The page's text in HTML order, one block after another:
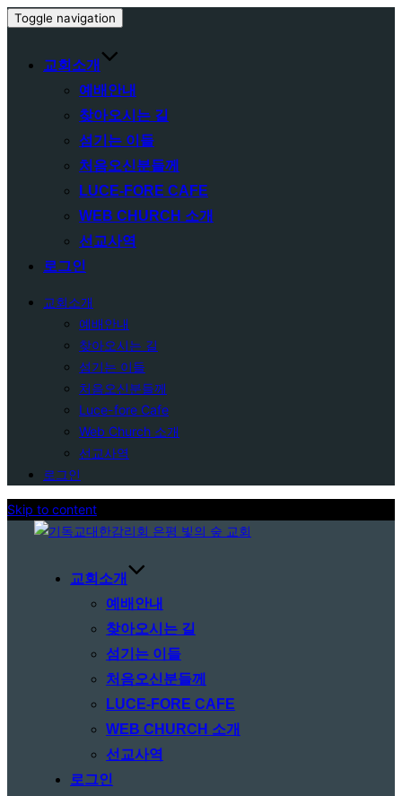
Toggle navigation
교회소개
예배안내
찾아오시는 길
섬기는 이들
처음오신분들께
LUCE-FORE CAFE
WEB CHURCH 소개
선교사역
로그인
교회소개
예배안내
찾아오시는 길
섬기는 이들
처음오신분들께
Luce-fore Cafe
Web Church 소개
선교사역
로그인
Skip to content
교회소개
예배안내
찾아오시는 길
섬기는 이들
처음오신분들께
LUCE-FORE CAFE
WEB CHURCH 소개
선교사역
로그인